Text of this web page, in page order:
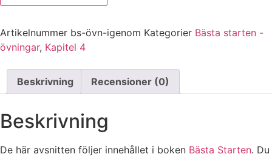
Artikelnummer bs-övn-igenom Kategorier Bästa starten -
övningar, Kapitel 4
Beskrivning Recensioner (0)
Beskrivning
De här avsnitten följer innehållet i boken Bästa Starten. Du